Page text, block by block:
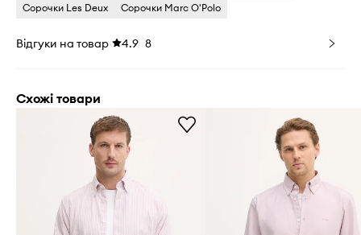
Сорочки Les Deux
Сорочки Marc O'Polo
Відгуки на товар 4.9 8
Схожі товари